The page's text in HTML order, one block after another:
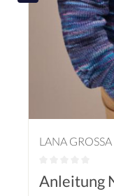
LANA GROSSA
Anleitung